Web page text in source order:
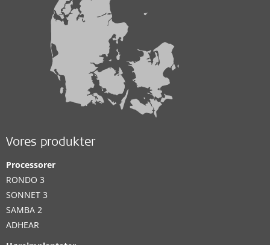
Vores produkter
Processorer
RONDO 3
SONNET 3
SAMBA 2
ADHEAR